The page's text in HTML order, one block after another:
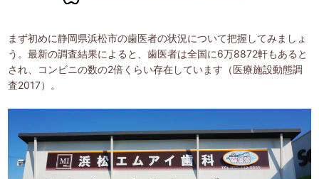
まず初めに静岡県浜松市の歯医者の状況について把握してみましょ
う。最新の調査結果によると、歯医者は全国に6万8872軒もあると
され、コンビニの数の2倍くらい存在しています（医療施設動態調
査2017）。